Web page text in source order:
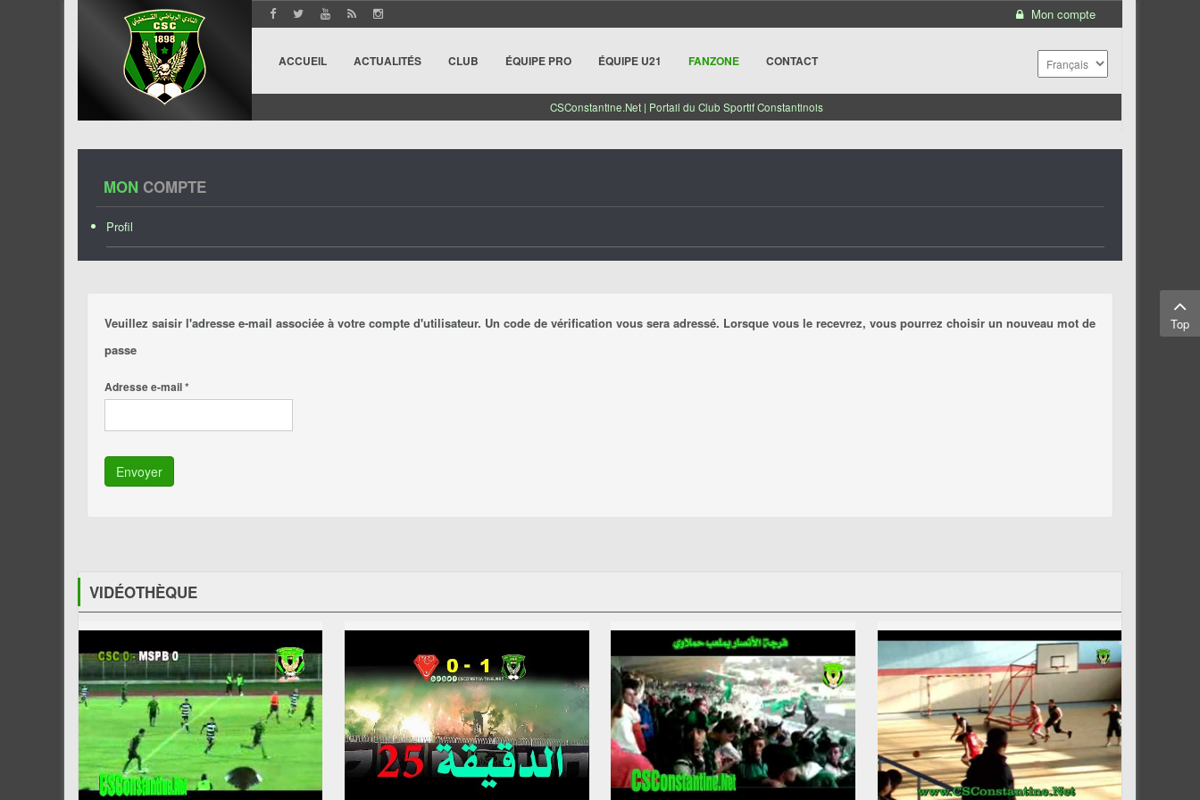
Mon compte
ACCUEIL ACTUALITÉS CLUB ÉQUIPE PRO ÉQUIPE U21 FANZONE CONTACT
CSConstantine.Net | Portail du Club Sportif Constantinois
MON COMPTE
Profil
Veuillez saisir l'adresse e-mail associée à votre compte d'utilisateur. Un code de vérification vous sera adressé. Lorsque vous le recevrez, vous pourrez choisir un nouveau mot de
passe
Adresse e-mail*
Envoyer
VIDÉOTHÈQUE
Top